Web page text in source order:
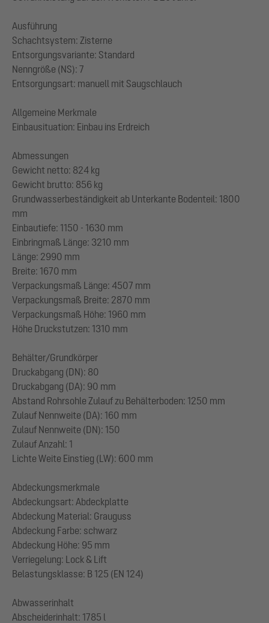
Ausführung
Schachtsystem: Zisterne
Entsorgungsvariante: Standard
Nenngröße (NS): 7
Entsorgungsart: manuell mit Saugschlauch
Allgemeine Merkmale
Einbausituation: Einbau ins Erdreich
Abmessungen
Gewicht netto: 824 kg
Gewicht brutto: 856 kg
Grundwasserbeständigkeit ab Unterkante Bodenteil: 1800
mm
Einbautiefe: 1150 - 1630 mm
Einbringmaß Länge: 3210 mm
Länge: 2990 mm
Breite: 1670 mm
Verpackungsmaß Länge: 4507 mm
Verpackungsmaß Breite: 2870 mm
Verpackungsmaß Höhe: 1960 mm
Höhe Druckstutzen: 1310 mm
Behälter/Grundkörper
Druckabgang (DN): 80
Druckabgang (DA): 90 mm
Abstand Rohrsohle Zulauf zu Behälterboden: 1250 mm
Zulauf Nennweite (DA): 160 mm
Zulauf Nennweite (DN): 150
Zulauf Anzahl: 1
Lichte Weite Einstieg (LW): 600 mm
Abdeckungsmerkmale
Abdeckungsart: Abdeckplatte
Abdeckung Material: Grauguss
Abdeckung Farbe: schwarz
Abdeckung Höhe: 95 mm
Verriegelung: Lock & Lift
Belastungsklasse: B 125 (EN 124)
Abwasserinhalt
Abscheiderinhalt: 1785 l